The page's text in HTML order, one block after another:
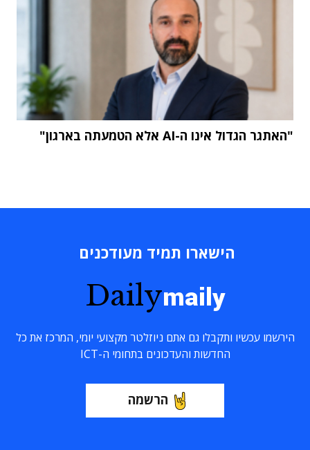
"האתגר הגדול אינו ה-AI אלא הטמעתה בארגון"
הישארו תמיד מעודכנים
Dailymaily
הירשמו עכשיו ותקבלו גם אתם ניוזלטר מקצועי יומי, המרכז את כל
החדשות והעדכונים בתחומי ה-ICT
הרשמה